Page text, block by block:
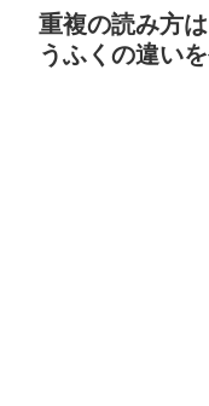
重複の読み方
うふくの違い